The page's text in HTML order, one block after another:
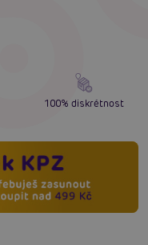
100% diskrétnost